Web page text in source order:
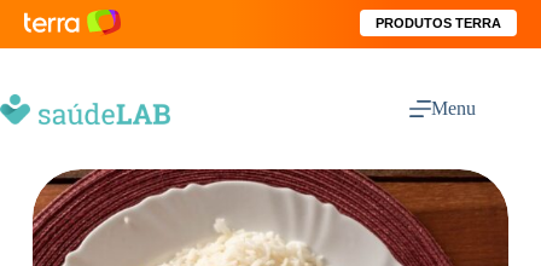
PRODUTOS TERRA
Menu